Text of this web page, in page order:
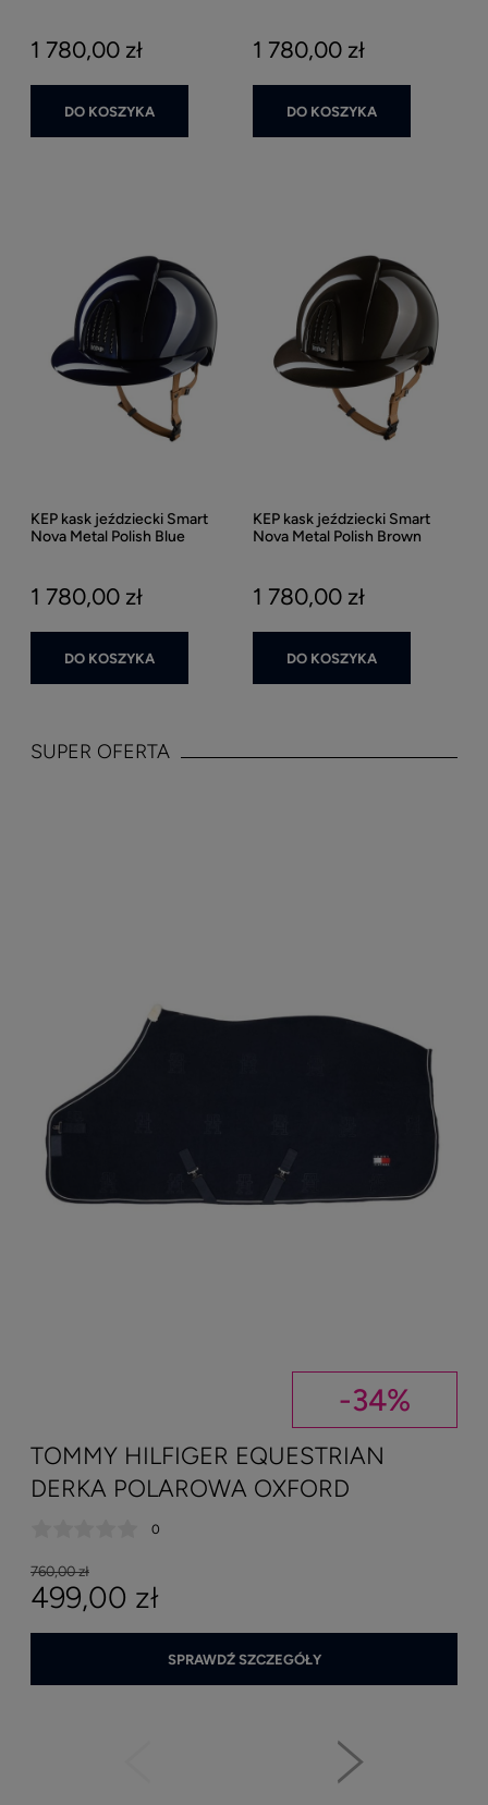
1 780,00 zł
DO KOSZYKA
1 780,00 zł
DO KOSZYKA
KEP kask jeździecki Smart
Nova Metal Polish Blue
1 780,00 zł
DO KOSZYKA
KEP kask jeździecki Smart
Nova Metal Polish Brown
1 780,00 zł
DO KOSZYKA
SUPER OFERTA
-34%
0
760,00 zł
499,00 zł
SPRAWDŹ SZCZEGÓŁY